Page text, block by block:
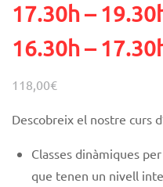
17.30h –
16.30h –
118,00€
Descobreix el nostre curs
Classes dinàmiques
que tenen un nivell